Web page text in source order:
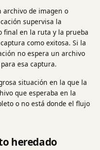
archivo de imagen o
supervisa la
final en la ruta y la prueba
como exitosa. Si la
no espera un archivo
esa captura.
situación en la que la
que esperaba en la
o no está donde el flujo
heredado